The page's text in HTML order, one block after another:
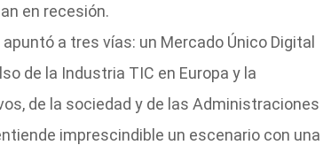
en recesión.
apuntó a tres vías: un Mercado Único Digital
de la Industria TIC en Europa y la
de la sociedad y de las Administraciones
imprescindible un escenario con una